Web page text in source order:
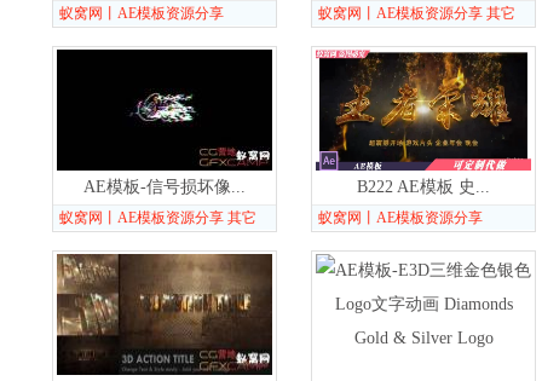
蚁窝网丨AE模板资源分享 蚁窝网丨AE模板资源分享 其它
AE模板-信号损坏像...
蚁窝网丨AE模板资源分享 其它
B222 AE模板 史...
蚁窝网丨AE模板资源分享